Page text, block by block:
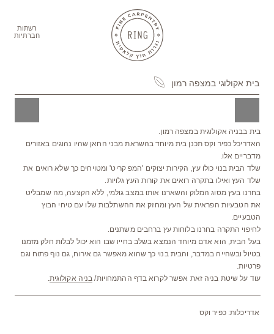
רשתות
חברתיות
בית אקולוגי במצפה רמון
בית בבניה אקולוגית במצפה רמון.
האדריכל כפיר וקס תכנן בית מיוחד בהשראת מבני החאן שהיו נהוגים באזורים
מדבריים אלו.
שלד הבית בנוי כולו עץ, הקירות יצוקים 'המפ קריט' ומטויחים כך שלא רואים את
שלד העץ ואילו בתקרה רואים את קורות העץ גלויות.
בחרנו בעץ מסוג המלוק והשארנו אותו במצב גולמי, ללא הקצעה, מה שמבליט
את הטבעיות הפראית של העץ ומחזק את ההשתלבות שלו עם טיחי הבוץ
הטבעיים.
לחיפוי התקרה בחרנו בלוחות עץ ברחבים משתנים.
בעל הבית, הוא אדם מיוחד הנמצא בשלב בחייו שבו הוא יכול לבלות חלק מזמנו
בטיול ובשהייה במדבר, והבית בנוי כך שהוא מאפשר גם אירוח, גם נוף פתוח וגם
פרטיות.
עוד על שיטת בניה זאת אפשר לקרוא בדף ההתמחויות/ בניה אקולוגית.
אדריכלות: כפיר וקס